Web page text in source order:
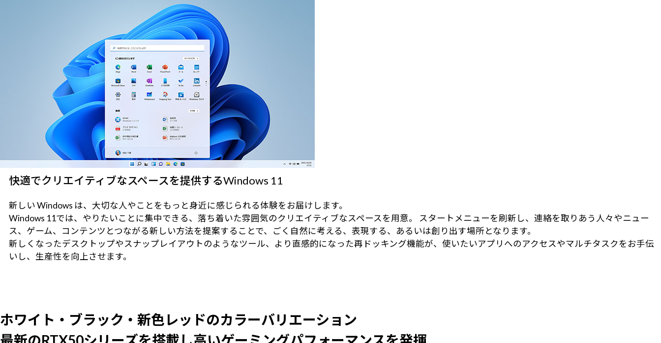
快適でクリエイティブなスペースを提供するWindows 11
新しい Windows は、大切な人やことをもっと身近に感じられる体験をお届けします。
Windows 11では、やりたいことに集中できる、落ち着いた雰囲気のクリエイティブなスペースを用意。 スタートメニューを刷新し、連絡を取りあう人々やニュー
ス、ゲーム、コンテンツとつながる新しい方法を提案することで、ごく自然に考える、表現する、あるいは創り出す場所となります。
新しくなったデスクトップやスナップレイアウトのようなツール、より直感的になった再ドッキング機能が、使いたいアプリへのアクセスやマルチタスクをお手伝
いし、生産性を向上させます。
ホワイト・ブラック・新色レッドのカラーバリエーション